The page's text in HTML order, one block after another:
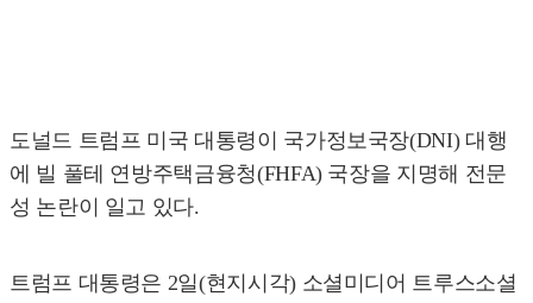
도널드 트럼프 미국 대통령이 국가정보국장(DNI) 대행
에 빌 풀테 연방주택금융청(FHFA) 국장을 지명해 전문
성 논란이 일고 있다.
트럼프 대통령은 2일(현지시각) 소셜미디어 트루스소셜